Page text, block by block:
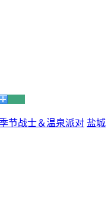
节战士＆温泉派对 盐城